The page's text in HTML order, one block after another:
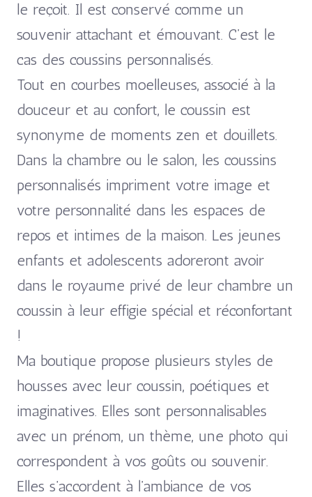
le reçoit. Il est conservé comme un
souvenir attachant et émouvant. C’est le
cas des coussins personnalisés.
Tout en courbes moelleuses, associé à la
douceur et au confort, le coussin est
synonyme de moments zen et douillets.
Dans la chambre ou le salon, les coussins
personnalisés impriment votre image et
votre personnalité dans les espaces de
repos et intimes de la maison. Les jeunes
enfants et adolescents adoreront avoir
dans le royaume privé de leur chambre un
coussin à leur effigie spécial et réconfortant
!
Ma boutique propose plusieurs styles de
housses avec leur coussin, poétiques et
imaginatives. Elles sont personnalisables
avec un prénom, un thème, une photo qui
correspondent à vos goûts ou souvenir.
Elles s’accordent à l’ambiance de vos